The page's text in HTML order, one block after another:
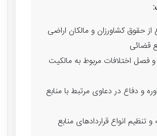
از حقوق کشاورزان و مالکان اراضی
قضائی
فصل اختلافات مربوط به مالکیت
و دفاع در دعاوی مرتبط با منابع
و تنظیم انواع قراردادهای منابع